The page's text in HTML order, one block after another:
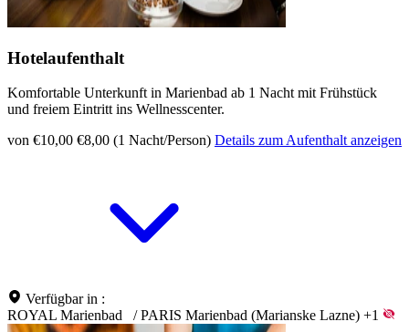
Hotelaufenthalt
Komfortable Unterkunft in Marienbad ab 1 Nacht mit Frühstück
und freiem Eintritt ins Wellnesscenter.
von €10,00 €8,00 (1 Nacht/Person) Details zum Aufenthalt anzeigen
Verfügbar in :
ROYAL Marienbad
/ PARIS Marienbad (Marianske Lazne) +1